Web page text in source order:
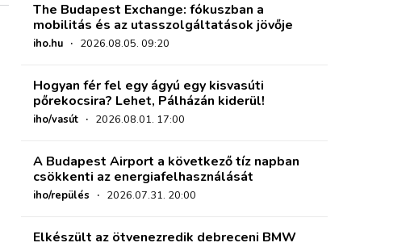
The Budapest Exchange: fókuszban a
mobilitás és az utasszolgáltatások jövője
iho.hu · 2026.08.05. 09:20
Hogyan fér fel egy ágyú egy kisvasúti
pőrekocsira? Lehet, Pálházán kiderül!
iho/vasút · 2026.08.01. 17:00
A Budapest Airport a következő tíz napban
csökkenti az energiafelhasználását
iho/repülés · 2026.07.31. 20:00
Elkészült az ötvenezredik debreceni BMW